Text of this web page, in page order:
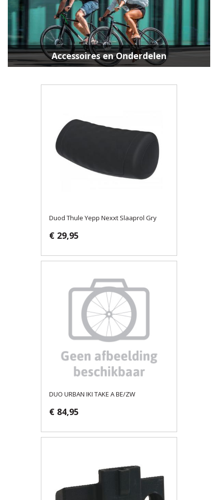
Accessoires en Onderdelen
Duod Thule Yepp Nexxt Slaaprol Gry
€ 29,95
DUO URBAN IKI TAKE A BE/ZW
€ 84,95